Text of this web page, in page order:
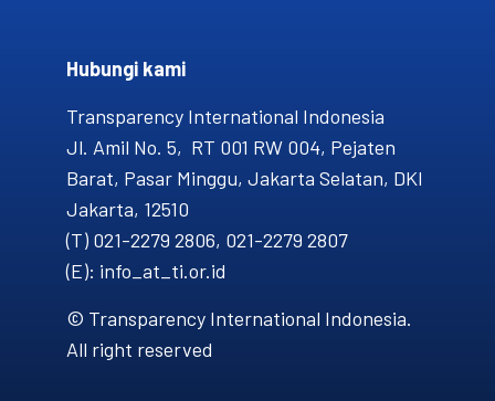
Hubungi kami​
Transparency International Indonesia
Jl. Amil No. 5, RT 001 RW 004, Pejaten
Barat, Pasar Minggu, Jakarta Selatan, DKI
Jakarta, 12510
(T) 021-2279 2806, 021-2279 2807
(E): info_at_ti.or.id
© Transparency International Indonesia.
All right reserved